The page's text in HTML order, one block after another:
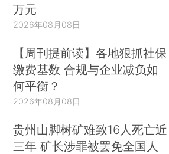
万元
2026年08月08日
【周刊提前读】各地狠抓社保
缴费基数 合规与企业减负如
何平衡？
2026年08月08日
贵州山脚树矿难致16人死亡近
三年 矿长涉罪被罢免全国人